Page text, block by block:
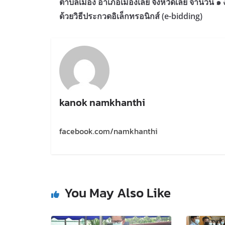
ด้วยวิธีประกวดอิเล็กทรอนิกส์ (e-bidding)
kanok namkhanthi
facebook.com/namkhanthi
You May Also Like